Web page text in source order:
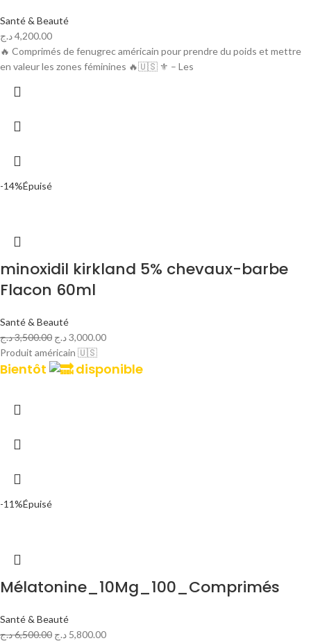
Santé & Beauté
4,200.00د.ج
🔥 Comprimés de fenugrec américain pour prendre du poids et mettre
en valeur les zones féminines 🔥🇺🇸 ⚜ – Les
-14%Épuisé
minoxidil kirkland 5% chevaux-barbe
Flacon 60ml
Santé & Beauté
3,500.00د.ج 3,000.00د.ج
Produit américain 🇺🇸
Bientôt disponible
-11%Épuisé
Mélatonine_10Mg_100_Comprimés
Santé & Beauté
6,500.00د.ج 5,800.00 د.ج